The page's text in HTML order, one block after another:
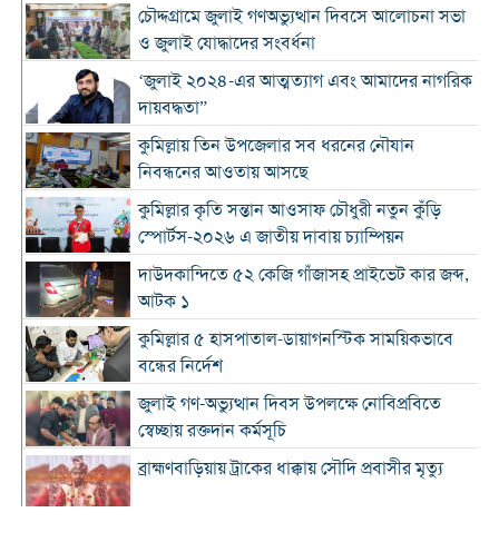
চৌদ্দগ্রামে জুলাই গণঅভ্যুত্থান দিবসে আলোচনা সভা
ও জুলাই যোদ্ধাদের সংবর্ধনা
‘জুলাই ২০২৪-এর আত্মত্যাগ এবং আমাদের নাগরিক
দায়বদ্ধতা”
কুমিল্লায় তিন উপজেলার সব ধরনের নৌযান
নিবন্ধনের আওতায় আসছে
কুমিল্লার কৃতি সন্তান আওসাফ চৌধুরী নতুন কুঁড়ি
স্পোর্টস-২০২৬ এ জাতীয় দাবায় চ্যাম্পিয়ন
দাউদকান্দিতে ৫২ কেজি গাঁজাসহ প্রাইভেট কার জব্দ,
আটক ১
কুমিল্লার ৫ হাসপাতাল-ডায়াগনস্টিক সাময়িকভাবে
বন্ধের নির্দেশ
জুলাই গণ-অভ্যুত্থান দিবস উপলক্ষে নোবিপ্রবিতে
স্বেচ্ছায় রক্তদান কর্মসূচি
ব্রাহ্মণবাড়িয়ায় ট্রাকের ধাক্কায় সৌদি প্রবাসীর মৃত্যু